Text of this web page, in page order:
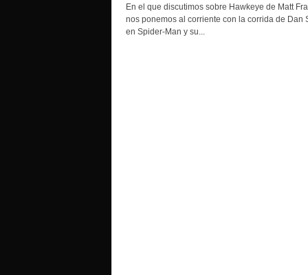
En el que discutimos sobre Hawkeye de Matt
nos ponemos al corriente con la corrida de Dan
en Spider-Man y su...